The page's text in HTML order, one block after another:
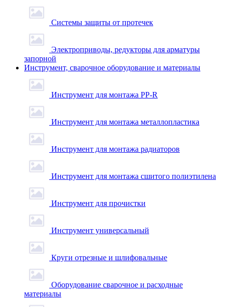
Системы защиты от протечек
Электроприводы, редукторы для арматуры
запорной
Инструмент, сварочное оборудование и материалы
Инструмент для монтажа PP-R
Инструмент для монтажа металлопластика
Инструмент для монтажа радиаторов
Инструмент для монтажа сшитого полиэтилена
Инструмент для прочистки
Инструмент универсальный
Круги отрезные и шлифовальные
Оборудование сварочное и расходные
материалы